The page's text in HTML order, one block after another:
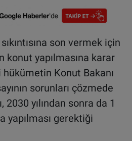
son vermek için
konut yapılmasına karar
Konut Bakanı
sorunları çözmede
2030 yılından sonra da 1
yapılması gerektiği